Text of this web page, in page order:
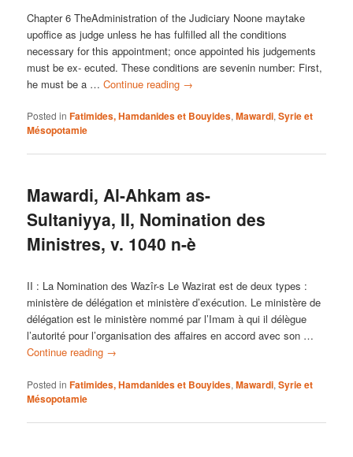
Chapter 6 TheAdministration of the Judiciary Noone maytake
upoffice as judge unless he has fulfilled all the conditions
necessary for this appointment; once appointed his judgements
must be ex- ecuted. These conditions are sevenin number: First,
he must be a …Continue reading →
Posted in Fatimides, Hamdanides et Bouyides,Mawardi,Syrie et
Mésopotamie
Mawardi, Al-Ahkam as-
Sultaniyya, II, Nomination des
Ministres, v. 1040 n-è
II : La Nomination des Wazîr-s Le Wazirat est de deux types :
ministère de délégation et ministère d’exécution. Le ministère de
délégation est le ministère nommé par l’Imam à qui il délègue
l’autorité pour l’organisation des affaires en accord avec son …
Continue reading →
Posted in Fatimides, Hamdanides et Bouyides,Mawardi,Syrie et
Mésopotamie